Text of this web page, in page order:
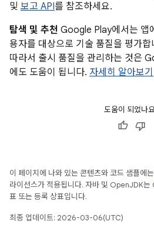
및 보고 API를 참조하세요.
탐색 및 추천 Google Play에서는 앱
용자를 대상으로 기술 품질을 평가
따라서 출시 품질을 관리하는 것은
에도 도움이 됩니다. 자세히 알아보기
도움이 되었나
이 페이지에 나와 있는 콘텐츠와 코드 샘플에는
라이선스가 적용됩니다. 자바 및 OpenJDK
표 또는 등록 상표입니다.
최종 업데이트: 2026-03-06(UTC)